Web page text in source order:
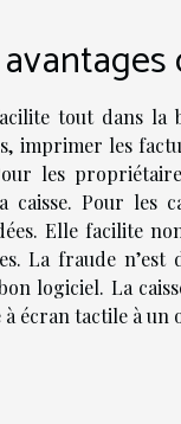
tout dans la
imprimer les
les
caisse. Pour les
Elle facilite
La fraude n’est
logiciel. La
à écran tactile à